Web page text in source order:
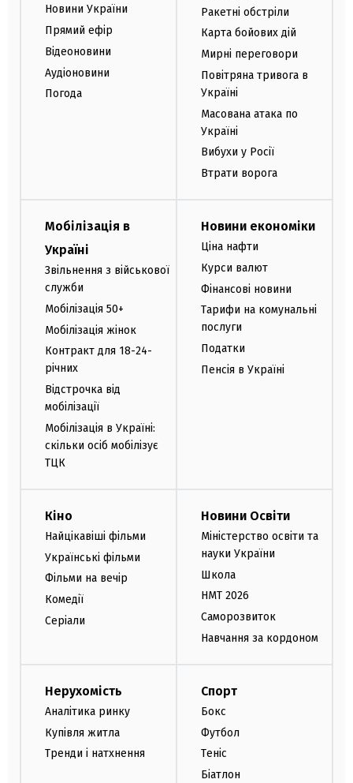
Новини України
Прямий ефір
Відеоновини
Аудіоновини
Погода
Ракетні обстріли
Карта бойових дій
Мирні переговори
Повітряна тривога в
Україні
Масована атака по
Україні
Вибухи у Росії
Втрати ворога
Мобілізація в
Україні
Звільнення з військової
служби
Мобілізація 50+
Мобілізація жінок
Контракт для 18-24-
річних
Відстрочка від
мобілізації
Мобілізація в Україні:
скільки осіб мобілізує
ТЦК
Новини економіки
Ціна нафти
Курси валют
Фінансові новини
Тарифи на комунальні
послуги
Податки
Пенсія в Україні
Кіно
Найцікавіші фільми
Українські фільми
Фільми на вечір
Комедії
Серіали
Новини Освіти
Міністерство освіти та
науки України
Школа
НМТ 2026
Саморозвиток
Навчання за кордоном
Нерухомість
Аналітика ринку
Купівля житла
Тренди і натхнення
Спорт
Бокс
Футбол
Теніс
Біатлон